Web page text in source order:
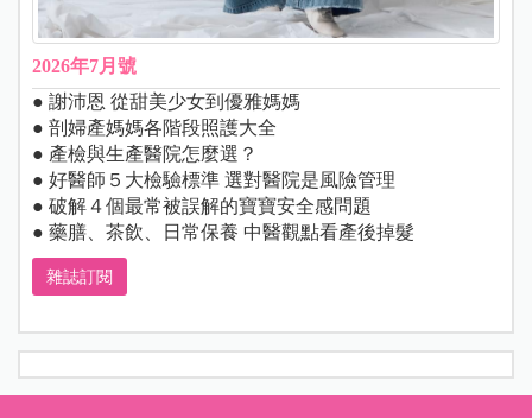
2026年7月號
● 謝沛恩 從甜美少女到優雅媽媽
● 剖婦產媽媽各階段照護大全
● 產檢與生產醫院怎麼選？
● 好醫師５大檢驗標準 選對醫院是風險管理
● 破解４個最常被誤解的寶寶安全感問題
● 藥膳、茶飲、日常保養 中醫觀點看產後掉髮
雜誌訂閱